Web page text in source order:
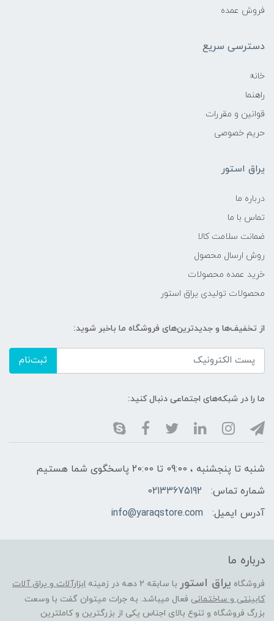
فروش عمده
دسترسی سریع
خانه
راهنما
قوانین و مقررات
حریم خصوصی
یراق استور
درباره ما
تماس با ما
ضمانت سلامت کالا
روش ارسال محصول
خرید عمده محصولات
محصولات تولیدی یراق استور
از تخفیف‌ها و جدیدترین‌های فروشگاه ما باخبر شوید:
ثبت‌نام
ما را در شبکه‌های اجتماعی دنبال کنید:
شنبه تا پنجشنبه ، 09:00 تا 20:00 پاسخگوی شما هستیم
شماره تماس:
02133675192
آدرس ایمیل:
info@yaraqstore.com
درباره ما
فروشگاه یراق استور با سابقه 2 دهه در زمینه
ابزارآلات و یراق آلات
کابینتی و ساختمانی فعال میباشد. به جرات میتوان گفت با وسعت
بزرگ فروشگاه و تنوع بالای اجناس یکی از بزرگترین و کاملترین